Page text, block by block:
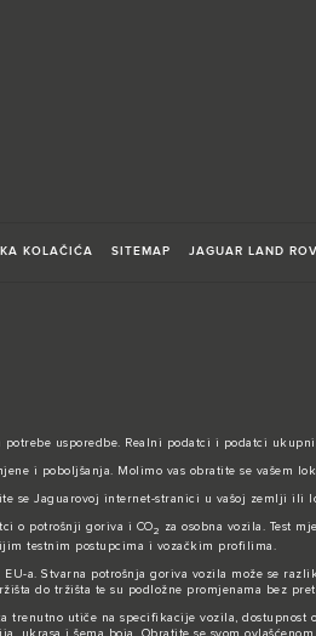
KOLAČIĆA SITEMAP JAGUAR LAND
usporedbe. Realni podatci i podatci
i poboljšanja. Molimo vas obratite se vašem
se Jaguarovoj internet-stranici u vašoj zemlji ili
o potrošnji goriva i CO2
za osobna vozila. Test
testnim postupcima i vozačkim profilima.
a. Stvarna potrošnja goriva vozila može se
do tržišta te su podložne promjenama bez
trenutno utiče na specifikacije vozila,